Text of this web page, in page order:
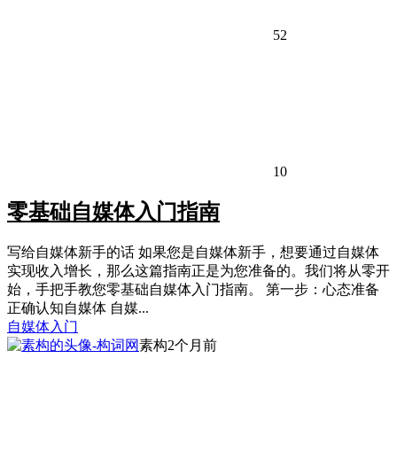
52
10
零基础自媒体入门指南
写给自媒体新手的话 如果您是自媒体新手，想要通过自媒体
实现收入增长，那么这篇指南正是为您准备的。我们将从零开
始，手把手教您零基础自媒体入门指南。 第一步：心态准备
正确认知自媒体 自媒...
自媒体入门
素构2个月前